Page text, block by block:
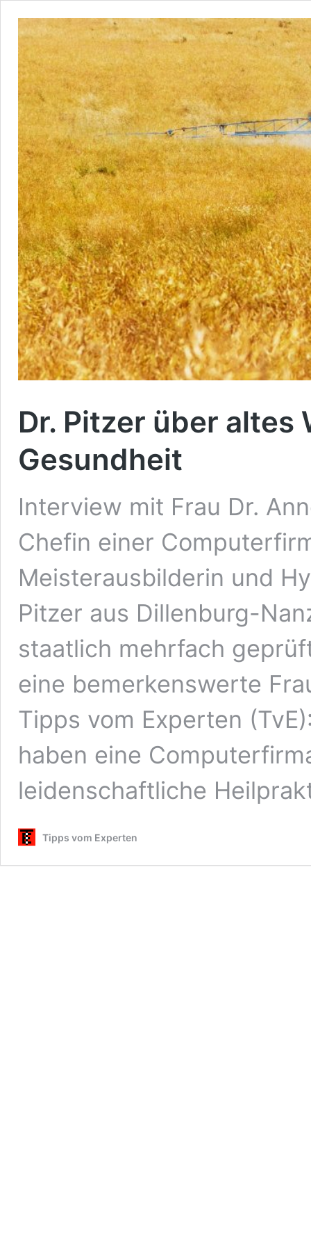
Dr. Pitzer über altes
Gesundheit
Interview mit Frau Dr.
Chefin einer
Meisterausbilderin und
Pitzer aus Dillenburg-
staatlich mehrfach
eine bemerkenswerte
Tipps vom Experten
haben eine
leidenschaftliche
Tipps vom Experten